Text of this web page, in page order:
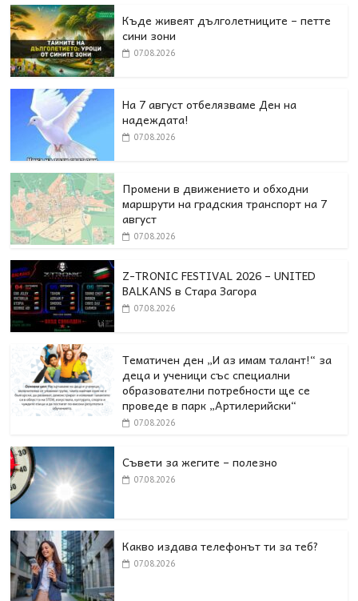
Къде живеят дълголетниците – петте
сини зони
07.08.2026
На 7 август отбелязваме Ден на
надеждата!
07.08.2026
Промени в движението и обходни
маршрути на градския транспорт на 7
август
07.08.2026
Z-TRONIC FESTIVAL 2026 – UNITED
BALKANS в Стара Загора
07.08.2026
Тематичен ден „И аз имам талант!“ за
деца и ученици със специални
образователни потребности ще се
проведе в парк „Артилерийски“
07.08.2026
Съвети за жегите – полезно
07.08.2026
Какво издава телефонът ти за теб?
07.08.2026